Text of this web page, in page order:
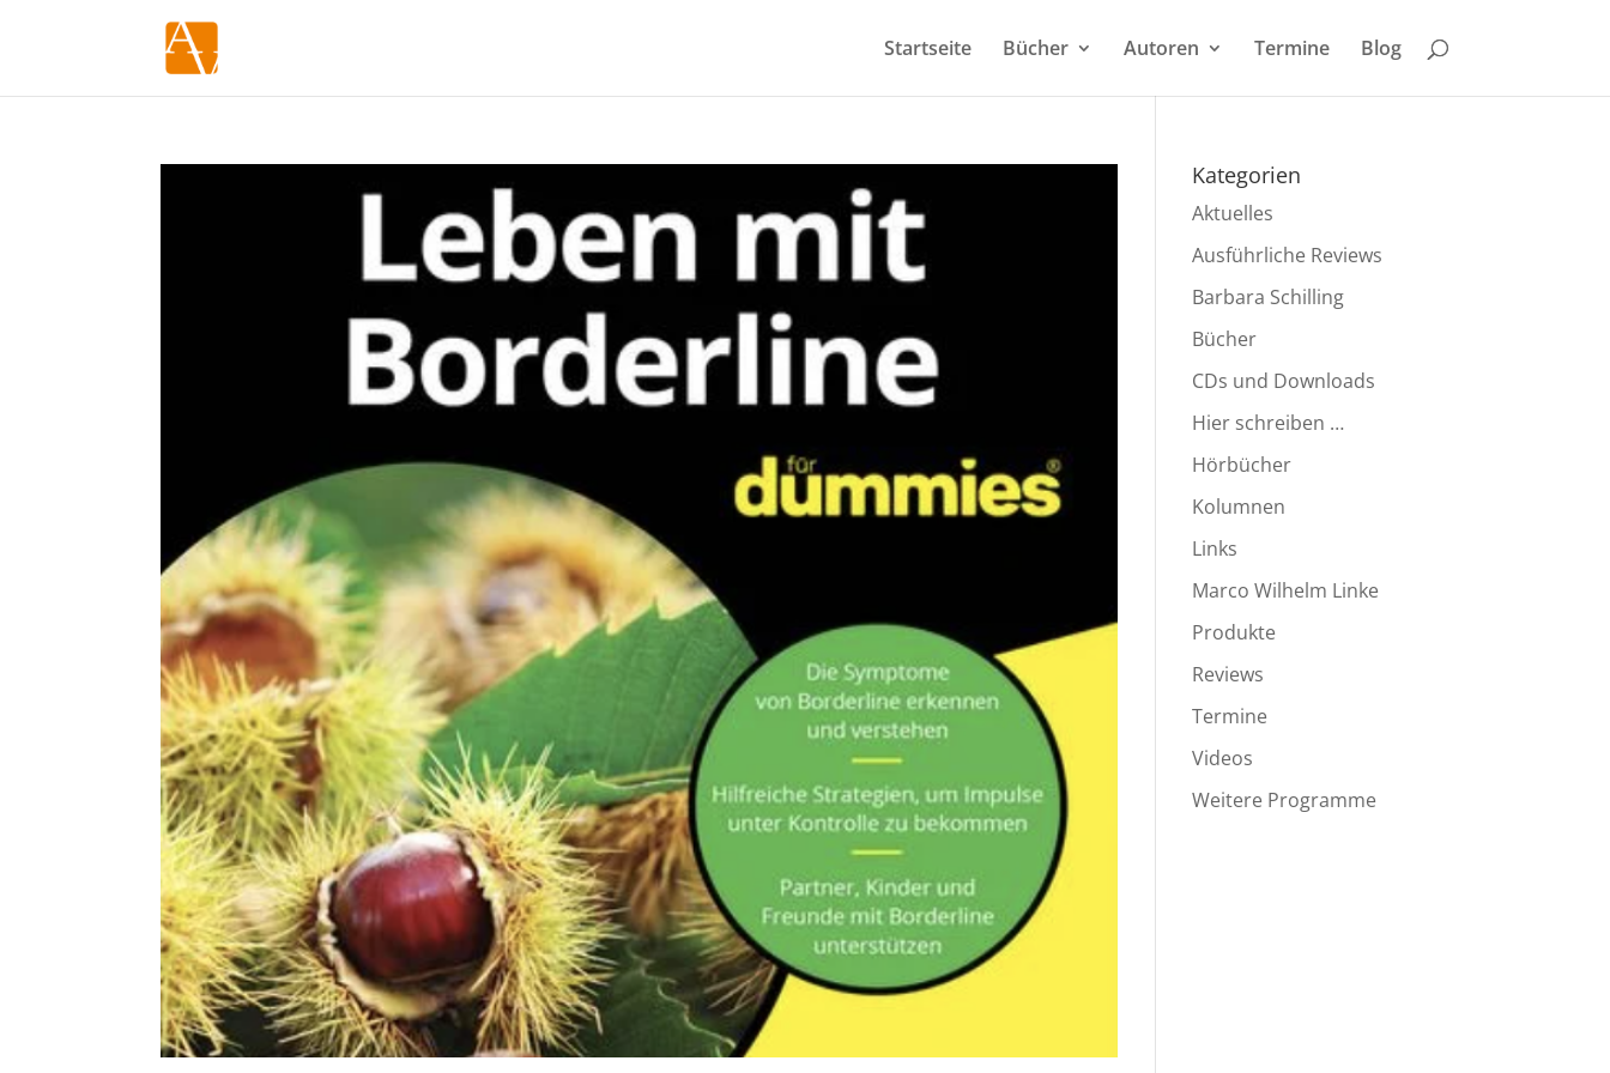
Startseite Bücher Autoren Termine Blog
Kategorien
Aktuelles
Ausführliche Reviews
Barbara Schilling
Bücher
CDs und Downloads
Hier schreiben …
Hörbücher
Kolumnen
Links
Marco Wilhelm Linke
Produkte
Reviews
Termine
Videos
Weitere Programme